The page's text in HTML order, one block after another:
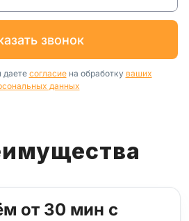
звонок
даетесогласиена обработку ваших
данных